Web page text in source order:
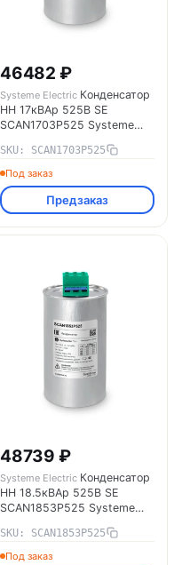
46482 ₽
Systeme Electric Конденсатор
НН 17кВАр 525В SE
SCAN1703P525 Systeme
SKU: SCAN1703P525
Под заказ
Предзаказ
48739 ₽
Systeme Electric Конденсатор
НН 18.5кВАр 525В SE
SCAN1853P525 Systeme
SKU: SCAN1853P525
Под заказ